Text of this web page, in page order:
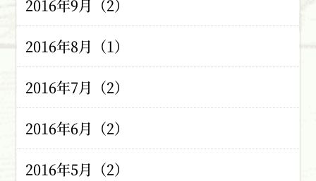
2016年9月（2）
2016年8月（1）
2016年7月（2）
2016年6月（2）
2016年5月（2）